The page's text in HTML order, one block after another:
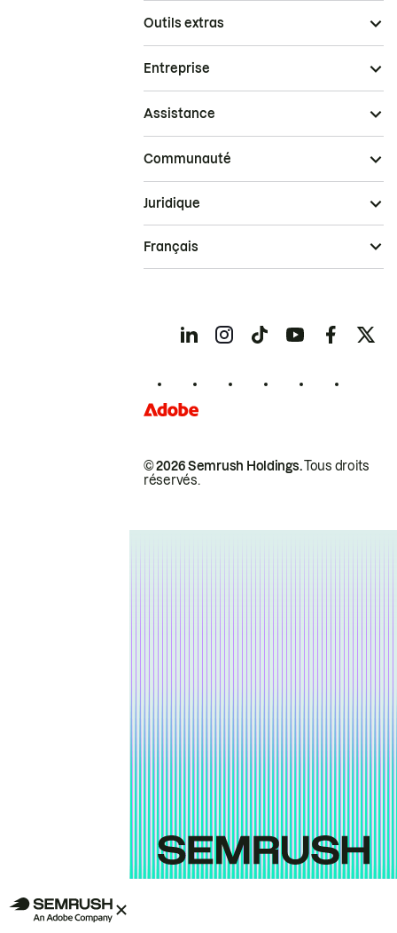
Outils extras
Entreprise
Assistance
Communauté
© 2026 Semrush Holdings.Tous droits
réservés.
Juridique
Français